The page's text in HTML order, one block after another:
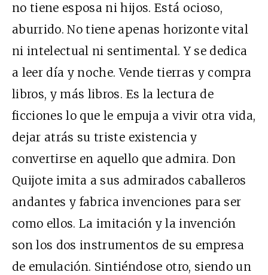
no tiene esposa ni hijos. Está ocioso,
aburrido. No tiene apenas horizonte vital
ni intelectual ni sentimental. Y se dedica
a leer día y noche. Vende tierras y compra
libros, y más libros. Es la lectura de
ficciones lo que le empuja a vivir otra vida,
dejar atrás su triste existencia y
convertirse en aquello que admira. Don
Quijote imita a sus admirados caballeros
andantes y fabrica invenciones para ser
como ellos. La imitación y la invención
son los dos instrumentos de su empresa
de emulación. Sintiéndose otro, siendo un